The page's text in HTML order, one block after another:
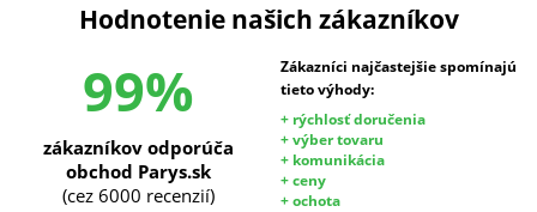
Hodnotenie našich zákazníkov
99%
Zákazníci najčastejšie spomínajú
tieto výhody:
+ rýchlosť doručenia
+ výber tovaru
+ komunikácia
+ ceny
+ ochota
zákazníkov odporúča
obchod Parys.sk
(cez 6000 recenzií)